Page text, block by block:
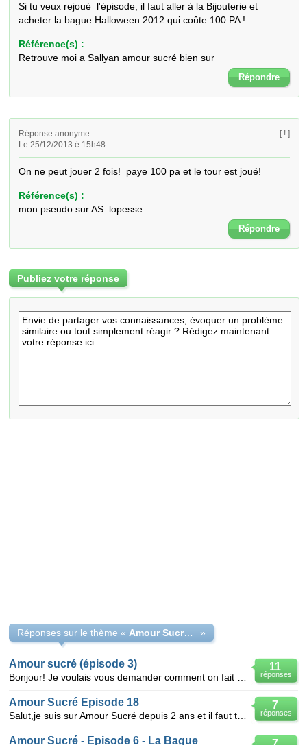
Si tu veux rejoué  l'épisode, il faut aller à la Bijouterie et
acheter la bague Halloween 2012 qui coûte 100 PA !
Référence(s) :
Retrouve moi a Sallyan amour sucré bien sur
Répondre
Réponse anonyme
Le 25/12/2013 é 15h48
[ ! ]
On ne peut jouer 2 fois!  paye 100 pa et le tour est joué!
Référence(s) :
mon pseudo sur AS: lopesse
Répondre
Publiez votre réponse
Réponses sur le thème « Amour Sucré Episode Halloween2012 »
11
réponses
Amour sucré (épisode 3)
7
réponses
Amour Sucré Episode 18
Amour Sucré - Episode 6 - La Bague